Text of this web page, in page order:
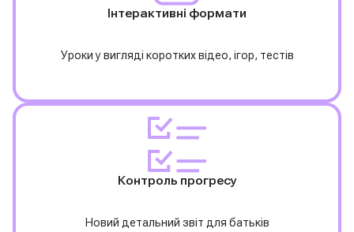
Інтерактивні формати
Уроки у вигляді коротких відео, ігор, тестів
Контроль прогресу
Новий детальний звіт для батьків